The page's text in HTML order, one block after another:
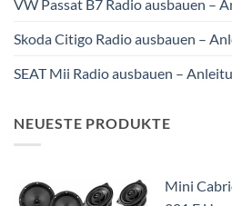
VW Passat B7 Radio ausbauen –
Skoda Citigo Radio ausbauen –
SEAT Mii Radio ausbauen –
NEUESTE PRODUKTE
Mini